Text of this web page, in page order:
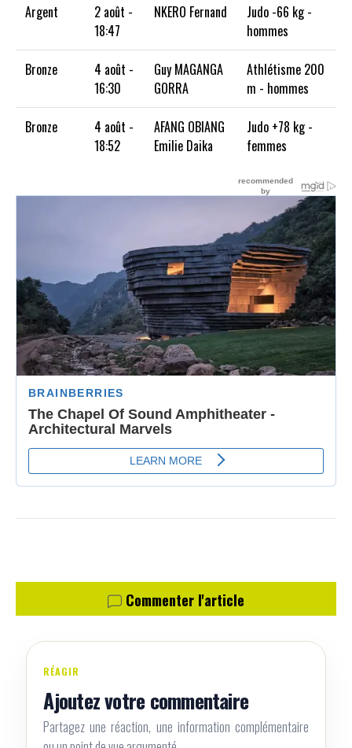
Argent
2 août -
18:47
NKERO Fernand
Judo -66 kg -
hommes
Bronze
4 août -
16:30
Guy MAGANGA
GORRA
Athlétisme 200
m - hommes
Bronze
4 août -
18:52
AFANG OBIANG
Emilie Daika
Judo +78 kg -
femmes
Commenter l'article
RÉAGIR
Ajoutez votre commentaire
Partagez une réaction, une information complémentaire